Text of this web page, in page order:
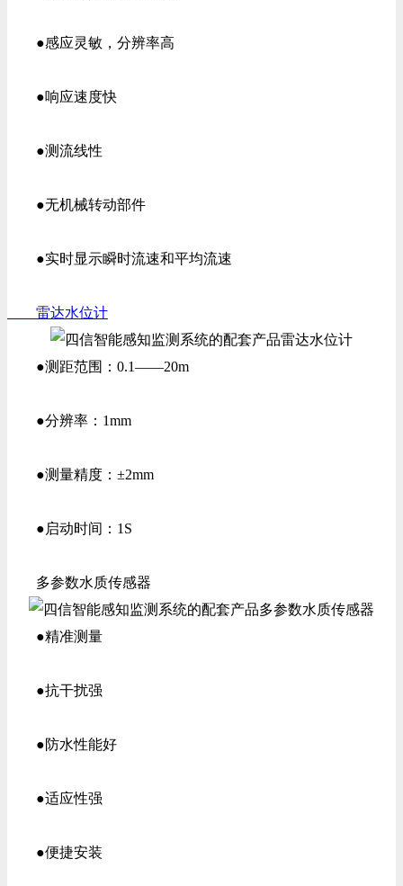
●感应灵敏，分辨率高
●响应速度快
●测流线性
●无机械转动部件
●实时显示瞬时流速和平均流速
雷达水位计
●测距范围：0.1——20m
●分辨率：1mm
●测量精度：±2mm
●启动时间：1S
多参数水质传感器
●精准测量
●抗干扰强
●防水性能好
●适应性强
●便捷安装